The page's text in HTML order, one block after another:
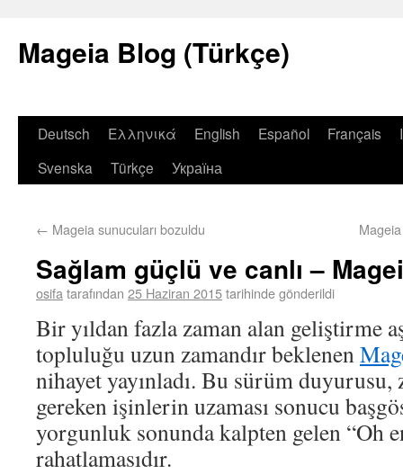
Mageia Blog (Türkçe)
Deutsch Ελληνικά English Español Français
Svenska
Türkçe Україна
← Mageia sunucuları bozuldu
Sağlam güçlü ve canlı –
osifa tarafından 25 Haziran 2015tarihinde gönderildi
Bir yıldan fazla zaman alan geliştirme
topluluğu uzun zamandır beklenen
nihayet yayınladı. Bu sürüm duyurusu,
gereken işinlerin uzaması sonucu
yorgunluk sonunda kalpten gelen “Oh
rahatlamasıdır.